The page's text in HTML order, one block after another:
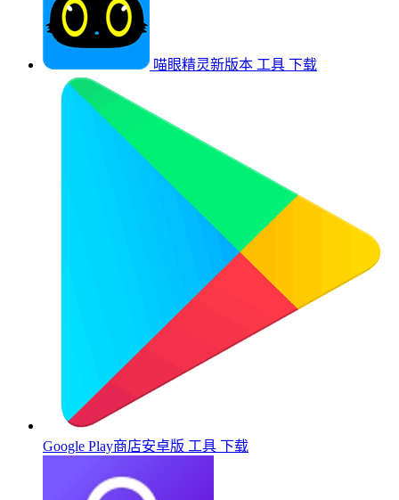
喵眼精灵新版本 工具 下载
Google Play商店安卓版 工具 下载